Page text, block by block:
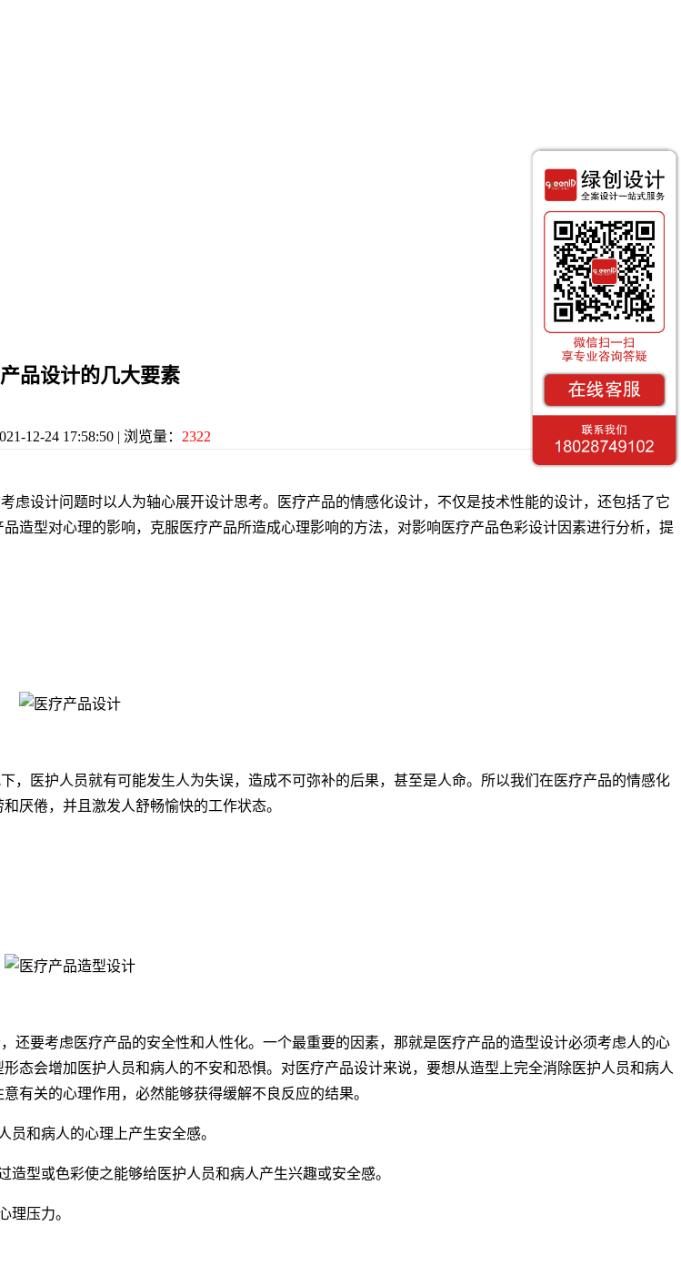
品设计的几大要素
12-24 17:58:50 | 浏览量： 2322
设计问题时以人为轴心展开设计思考。医疗产品的情感化设计，不仅是技术性能的设计，还包括了它
造型对心理的影响，克服医疗产品所造成心理影响的方法，对影响医疗产品色彩设计因素进行分析，提
医护人员就有可能发生人为失误，造成不可弥补的后果，甚至是人命。所以我们在医疗产品的情感化
厌倦，并且激发人舒畅愉快的工作状态。
要考虑医疗产品的安全性和人性化。一个最重要的因素，那就是医疗产品的造型设计必须考虑人的心
态会增加医护人员和病人的不安和恐惧。对医疗产品设计来说，要想从造型上完全消除医护人员和病人
有关的心理作用，必然能够获得缓解不良反应的结果。
和病人的心理上产生安全感。
型或色彩使之能够给医护人员和病人产生兴趣或安全感。
理压力。